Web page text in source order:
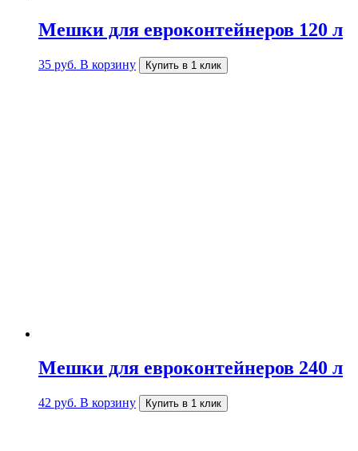
Мешки для евроконтейнеров 120 л
35 руб. В корзину Купить в 1 клик
Мешки для евроконтейнеров 240 л
42 руб. В корзину Купить в 1 клик